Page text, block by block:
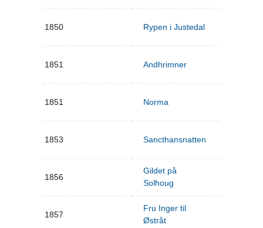
1850 Rypen i Justedal
1851 Andhrimner
1851 Norma
1853 Sancthansnatten
1856
Gildet på
Solhoug
1857
Fru Inger til
Østråt